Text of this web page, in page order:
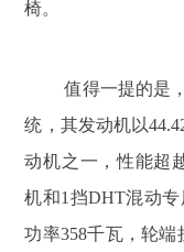
椅。
值得一提的是
统，其发动机以
动机之一，性能超
机和1挡DHT混动
功率358千瓦，轮端